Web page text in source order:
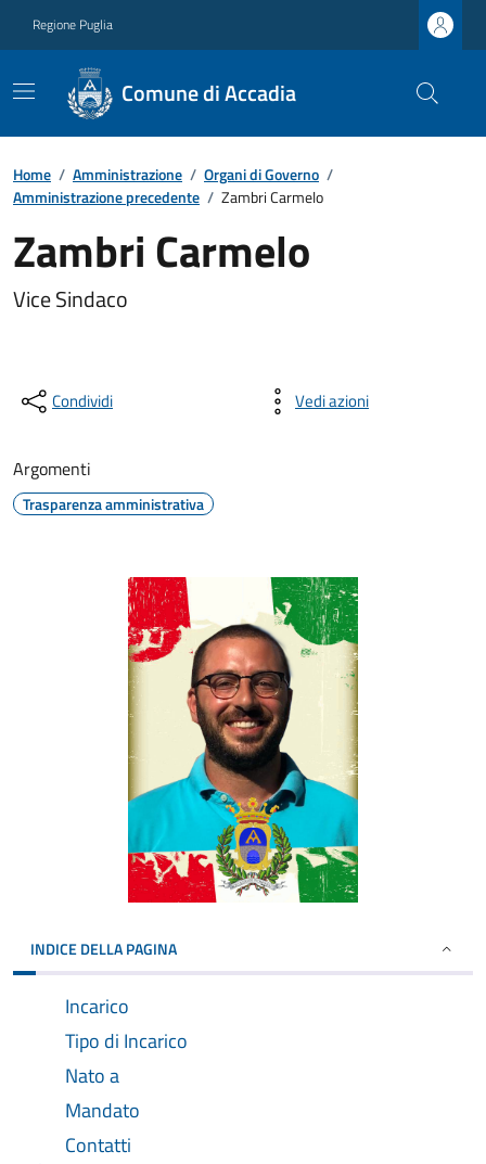
Regione Puglia
Comune di Accadia
Home / Amministrazione / Organi di Governo /
Amministrazione precedente / Zambri Carmelo
Zambri Carmelo
Vice Sindaco
Condividi Vedi azioni
Argomenti
Trasparenza amministrativa
INDICE DELLA PAGINA
Incarico
Tipo di Incarico
Nato a
Mandato
Contatti